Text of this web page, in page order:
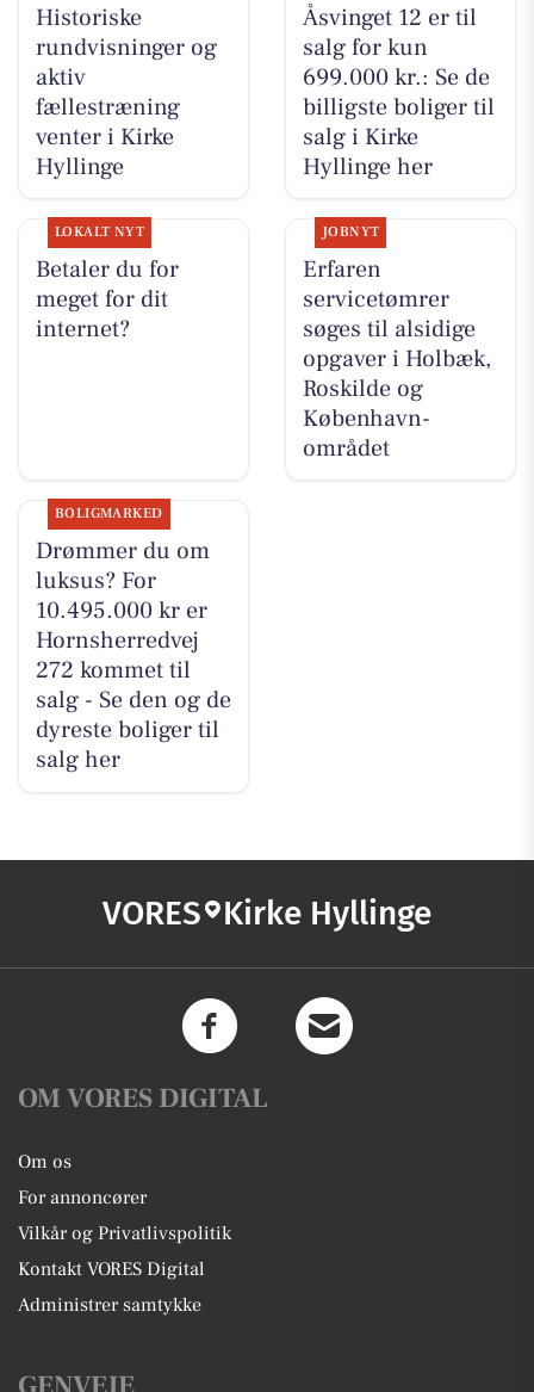
Historiske
rundvisninger og
aktiv
fællestræning
venter i Kirke
Hyllinge
Åsvinget 12 er til
salg for kun
699.000 kr.: Se de
billigste boliger til
salg i Kirke
Hyllinge her
LOKALT NYT
Betaler du for
meget for dit
internet?
JOBNYT
Erfaren
servicetømrer
søges til alsidige
opgaver i Holbæk,
Roskilde og
København-
området
BOLIGMARKED
Drømmer du om
luksus? For
10.495.000 kr er
Hornsherredvej
272 kommet til
salg - Se den og de
dyreste boliger til
salg her
VORES Kirke Hyllinge
OM VORES DIGITAL
Om os
For annoncører
Vilkår og Privatlivspolitik
Kontakt VORES Digital
Administrer samtykke